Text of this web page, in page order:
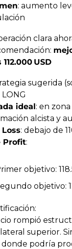
: aumento
clara
USD
sugerida
LONG
ideal: en zona
alcista y
: debajo de
Profit:
objetivo:
objetivo:
rompió
superior.
donde podría